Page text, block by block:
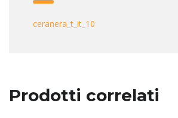
ceranera_t_it_10
Prodotti correlati